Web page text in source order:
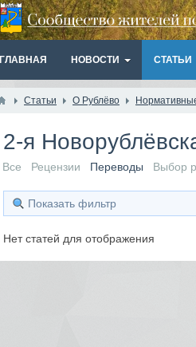
ГЛАВНАЯ НОВОСТИ СТАТЬИ
Статьи О Рублёво
2-я
Все Рецензии Переводы Выбор
Показать фильтр
Нет статей для отображения